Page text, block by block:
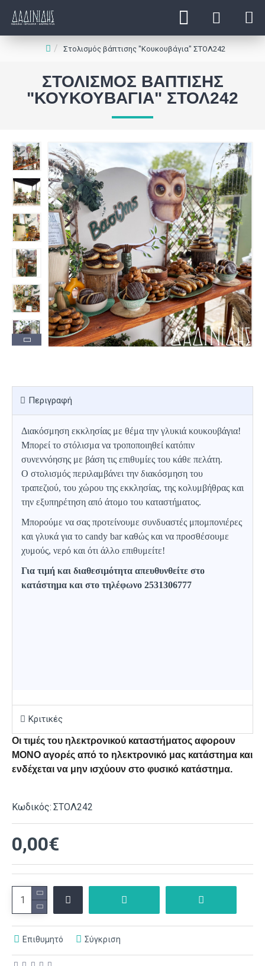
Στολισμός βάπτισης "Κουκουβάγια" ΣΤΟΛ242
ΣΤΟΛΙΣΜΌΣ ΒΆΠΤΙΣΗΣ
"ΚΟΥΚΟΥΒΆΓΙΑ" ΣΤΟΛ242
Περιγραφή
Διακόσμηση εκκλησίας με θέμα την γλυκιά κουκουβάγια!
Μπορεί το στόλισμα να τροποποιηθεί κατόπιν
συνεννόησης με βάση τις επιθυμίες του κάθε πελάτη.
Ο στολισμός περιλαμβάνει την διακόσμηση του
τραπεζιού, του χώρου της εκκλησίας, της κολυμβήθρας και
την εξυπηρέτηση από άτομο του καταστήματος.
Μπορούμε να σας προτείνουμε συνδυαστές μπομπονιέρες
και γλυκά για το candy bar καθώς και να προσθέσουμε
χυμούς, νερό και ότι άλλο επιθυμείτε!
Για τιμή και διαθεσιμότητα απευθυνθείτε στο
κατάστημα και στο τηλέφωνο 2531306777
Κριτικές
Οι τιμές του ηλεκτρονικού καταστήματος αφορουν
ΜΟΝΟ αγορές από το ηλεκτρονικό μας κατάστημα και
ενδέχεται να μην ισχύουν στο φυσικό κατάστημα.
Κωδικός: ΣΤΟΛ242
0,00€
Επιθυμητό Σύγκριση